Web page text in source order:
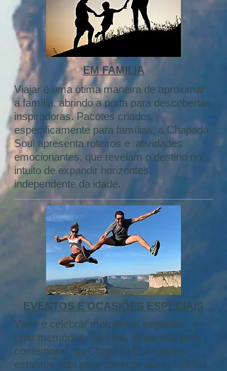
EM FAMILIA
Viajar é uma ótima maneira de aproximar
a família, abrindo a porta para descobertas
inspiradoras. Pacotes criados
especificamente para famílias, a Chapada
Soul apresenta roteiros e atividades
emocionantes, que revelam o destino no
intuito de expandir horizontes,
independente da idade.
EVENTOS E OCASIÕES ESPECIAIS
Viver é celebrar momentos especiais e
criar memórias. Se suas férias são para
comemorar na Chapada Diamantina,
estamos aqui para oferecer nossas idéias